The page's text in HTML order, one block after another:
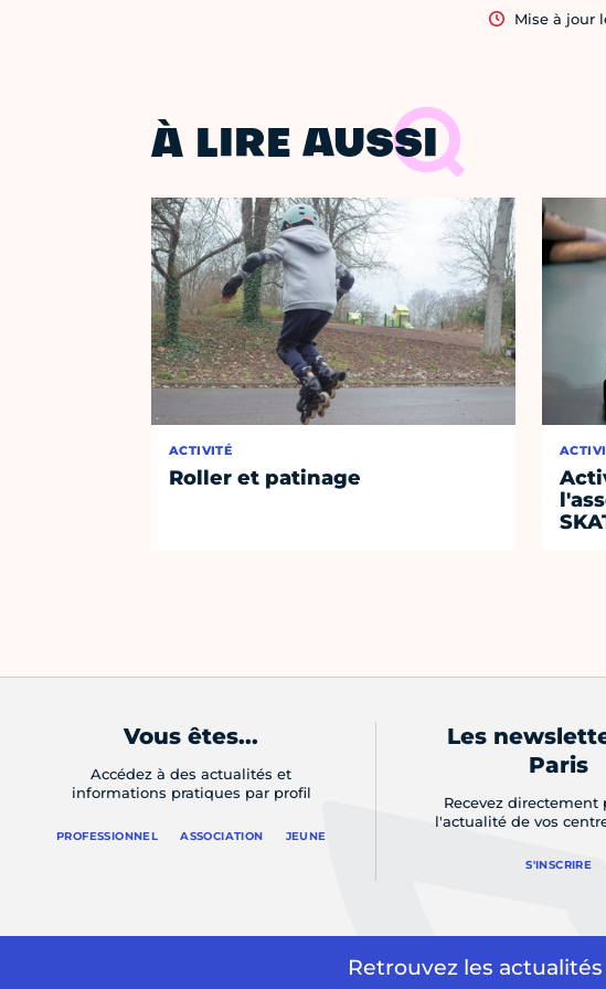
Mise à jour
À LIRE AUSSI
ACTIVITÉ
Roller et patinage
Vous êtes...
Accédez à des actualités et
informations pratiques par profil
PROFESSIONNEL ASSOCIATION JEUNE
Les
Paris
Recevez directement
l'actualité de vos
S'INSCRIRE
Retrouvez les